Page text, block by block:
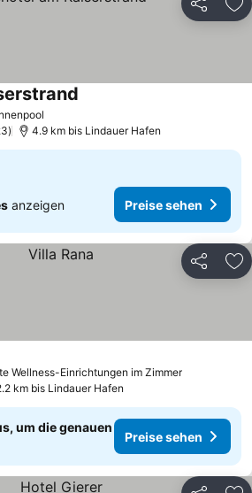
Teilen
4.9 km bis Lindauer Hafen
anzeigen Preise sehen
Teilen
Wellness-Einrichtungen im ZimmerPreise
km bis Lindauer Hafen
um die genauen
Preise sehen